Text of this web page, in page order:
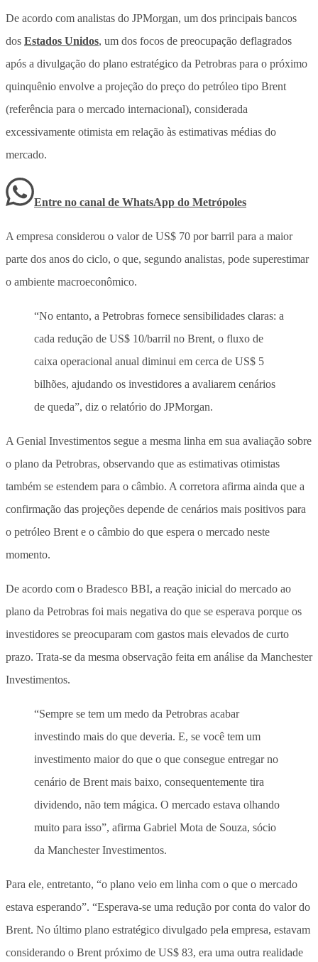
De acordo com analistas do JPMorgan, um dos principais bancos
dos Estados Unidos, um dos focos de preocupação deflagrados
após a divulgação do plano estratégico da Petrobras para o próximo
quinquênio envolve a projeção do preço do petróleo tipo Brent
(referência para o mercado internacional), considerada
excessivamente otimista em relação às estimativas médias do
mercado.
Entre no canal de WhatsApp do Metrópoles
A empresa considerou o valor de US$ 70 por barril para a maior
parte dos anos do ciclo, o que, segundo analistas, pode superestimar
o ambiente macroeconômico.
“No entanto, a Petrobras fornece sensibilidades claras: a
cada redução de US$ 10/barril no Brent, o fluxo de
caixa operacional anual diminui em cerca de US$ 5
bilhões, ajudando os investidores a avaliarem cenários
de queda”, diz o relatório do JPMorgan.
A Genial Investimentos segue a mesma linha em sua avaliação sobre
o plano da Petrobras, observando que as estimativas otimistas
também se estendem para o câmbio. A corretora afirma ainda que a
confirmação das projeções depende de cenários mais positivos para
o petróleo Brent e o câmbio do que espera o mercado neste
momento.
De acordo com o Bradesco BBI, a reação inicial do mercado ao
plano da Petrobras foi mais negativa do que se esperava porque os
investidores se preocuparam com gastos mais elevados de curto
prazo. Trata-se da mesma observação feita em análise da Manchester
Investimentos.
“Sempre se tem um medo da Petrobras acabar
investindo mais do que deveria. E, se você tem um
investimento maior do que o que consegue entregar no
cenário de Brent mais baixo, consequentemente tira
dividendo, não tem mágica. O mercado estava olhando
muito para isso”, afirma Gabriel Mota de Souza, sócio
da Manchester Investimentos.
Para ele, entretanto, “o plano veio em linha com o que o mercado
estava esperando”. “Esperava-se uma redução por conta do valor do
Brent. No último plano estratégico divulgado pela empresa, estavam
considerando o Brent próximo de US$ 83, era uma outra realidade